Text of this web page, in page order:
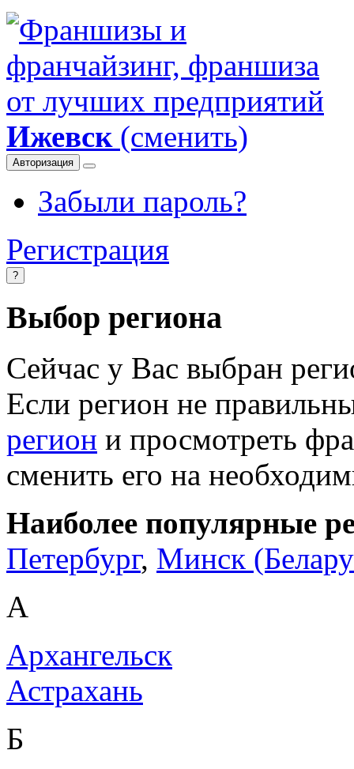
Ижевск(сменить)
Авторизация
Забыли пароль?
Регистрация
?
Выбор региона
Сейчас у Вас выбран
Если регион не
регион и просмотреть
сменить его на
Наиболее популярные
Петербург, Минск
А
Архангельск
Астрахань
Б